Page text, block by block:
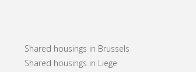
Shared housings in Brussels
Shared housings in Liege